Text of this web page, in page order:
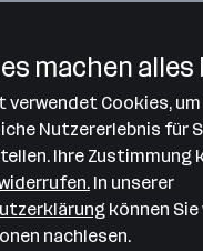
Bitte stimme unseren
Richtlinien zu, um diese
machen alles
verwendet Cookies,
Nutzererlebnis für
Ihre Zustimmung
In unserer
können
nachlesen.